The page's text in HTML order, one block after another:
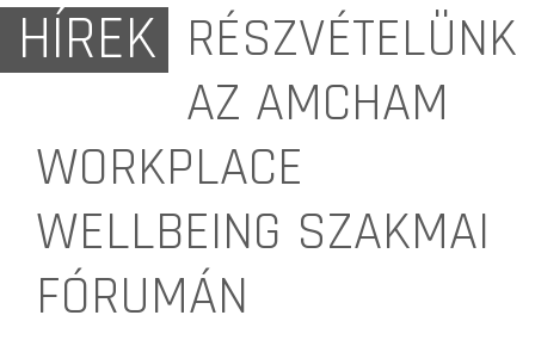
HÍREK RÉSZVÉTELÜNK
AZ AMCHAM
WORKPLACE
WELLBEING SZAKMAI
FÓRUMÁN